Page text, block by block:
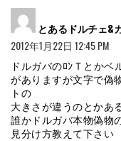
とあるドルチェ&
2012年1月22日 12:45 PM
ドルガバのﾛﾝＴとか
がありますが文字で偽
トの
大きさが違うのとかあ
誰かドルガバ本物偽物
見分け方教えて下さい